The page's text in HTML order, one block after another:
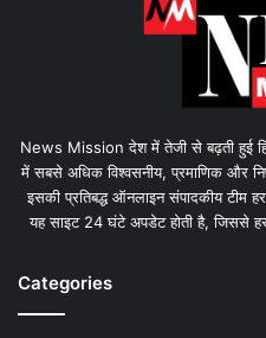
News Mission देश में तेजी से बढ़ती हुई
में सबसे अधिक विश्वसनीय, प्रमाणिक और
इसकी प्रतिबद्ध ऑनलाइन संपादकीय टीम
यह साइट 24 घंटे अपडेट होती है, जिससे
Categories